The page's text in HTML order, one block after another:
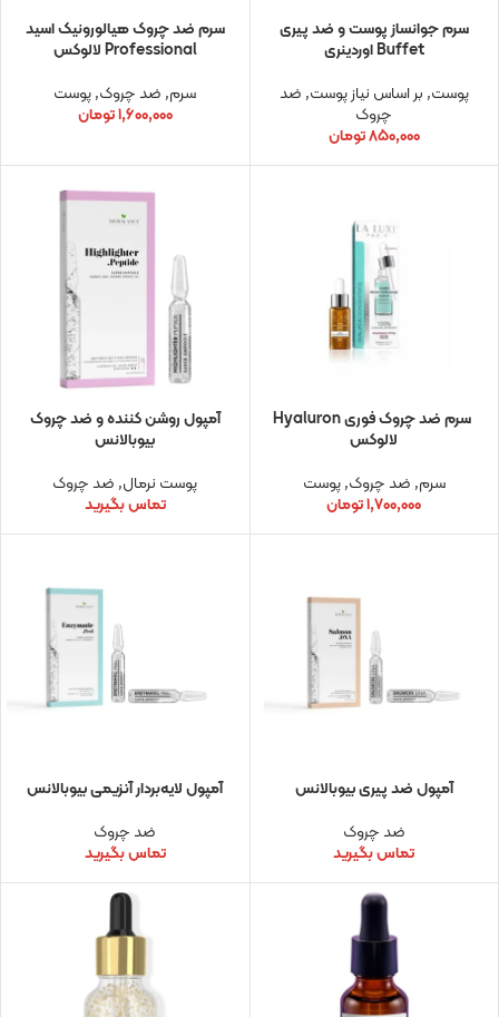
سرم جوانساز پوست و ضد پیری
Buffet اوردینری
پوست, بر اساس نیاز پوست, ضد
چروک
۸۵۰,۰۰۰تومان
سرم ضد چروک هیالورونیک اسید
Professional لالوکس
سرم, ضد چروک,پوست
۱,۶۰۰,۰۰۰تومان
سرم ضد چروک فوری Hyaluron
لالوکس
سرم, ضد چروک,پوست
۱,۷۰۰,۰۰۰تومان
آمپول روشن کننده و ضد چروک
بیوبالانس
پوست نرمال, ضد چروک
تماس بگیرید
آمپول ضد پیری بیوبالانس
ضد چروک
تماس بگیرید
آمپول لایه‌بردار آنزیمی بیوبالانس
ضد چروک
تماس بگیرید